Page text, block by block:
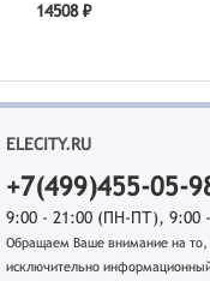
14508 ₽
ELECITY.RU
+7(499)455-05-
9:00 - 21:00 (ПН-ПТ), 9:00
Обращаем Ваше внимание на то,
исключительно